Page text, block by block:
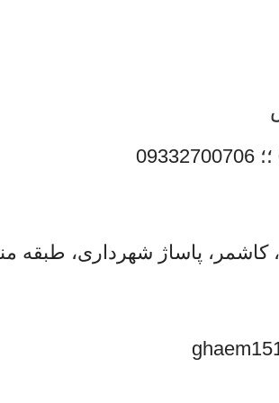
پاساژ شهرداری، طبقه